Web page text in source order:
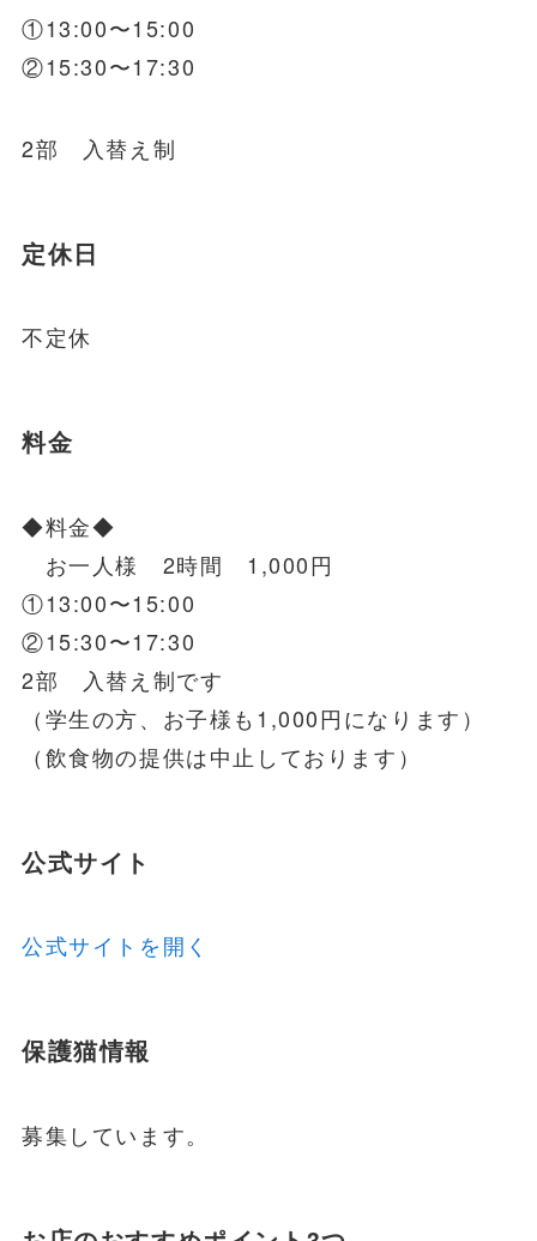
①13:00〜15:00
②15:30〜17:30
2部 入替え制
定休日
不定休
料金
◆料金◆
お一人様 2時間 1,000円
①13:00〜15:00
②15:30〜17:30
2部 入替え制です
（学生の方、お子様も1,000円になります）
（飲食物の提供は中止しております）
公式サイト
公式サイトを開く
保護猫情報
募集しています。